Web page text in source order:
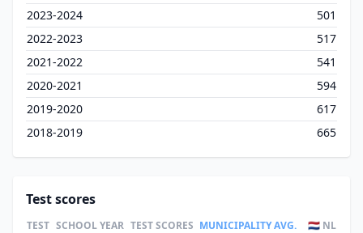
2023-2024
501
2022-2023
517
2021-2022
541
2020-2021
594
2019-2020
617
2018-2019
665
Test scores
TEST SCHOOL YEAR TEST SCORES MUNICIPALITY AVG. 🇳🇱 NL